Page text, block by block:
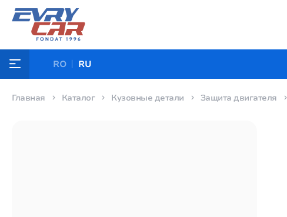
RO RU
Главная Каталог Кузовные детали Защита двигателя